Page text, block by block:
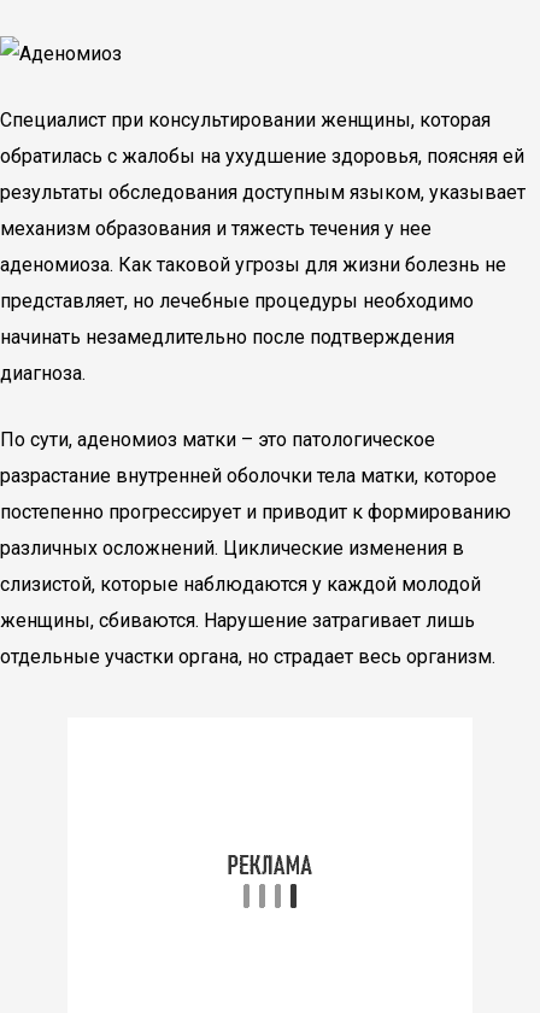
Специалист при консультировании женщины, которая
обратилась с жалобы на ухудшение здоровья, поясняя ей
результаты обследования доступным языком, указывает
механизм образования и тяжесть течения у нее
аденомиоза. Как таковой угрозы для жизни болезнь не
представляет, но лечебные процедуры необходимо
начинать незамедлительно после подтверждения
диагноза.
По сути, аденомиоз матки – это патологическое
разрастание внутренней оболочки тела матки, которое
постепенно прогрессирует и приводит к формированию
различных осложнений. Циклические изменения в
слизистой, которые наблюдаются у каждой молодой
женщины, сбиваются. Нарушение затрагивает лишь
отдельные участки органа, но страдает весь организм.